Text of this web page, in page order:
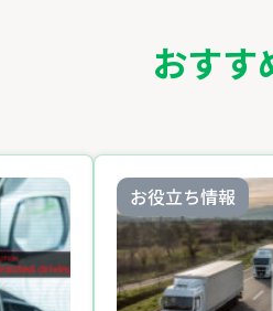
おすす
お役立ち情報